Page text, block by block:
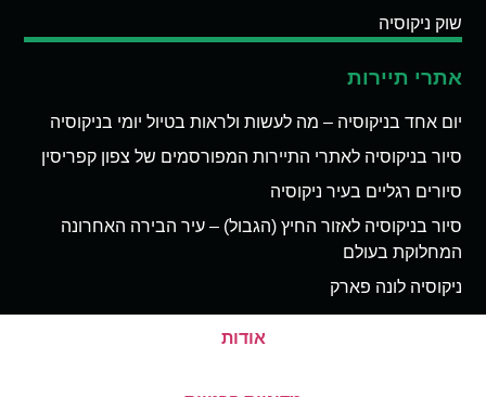
שוק ניקוסיה
אתרי תיירות
יום אחד בניקוסיה – מה לעשות ולראות בטיול יומי בניקוסיה
סיור בניקוסיה לאתרי התיירות המפורסמים של צפון קפריסין
סיורים רגליים בעיר ניקוסיה
סיור בניקוסיה לאזור החיץ (הגבול) – עיר הבירה האחרונה
המחלוקת בעולם
ניקוסיה לונה פארק
אודות